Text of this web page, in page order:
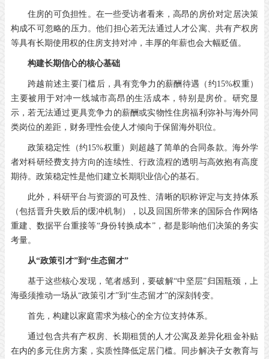
住房的可负担性。在一些受访者看来，高昂的房价对定居决策
构成不可忽略的压力。他们担心若无法通过人才公寓、共有产权房
等具有长期使用权的住房支持对冲，丰厚的年薪也会大幅贬值。
构建长期信心的核心基础
跨越前述主要门槛后，具有竞争力的薪酬待遇（约15%权重）
主要被用于对冲一线城市高昂的生活成本，特别是房价。研究显
示，若无法通过更具竞争力的薪酬或实物性住房福利弥补与海外同
类岗位的差距，财务理性会使人才倾向于保留海外职位。
政策稳定性（约15%权重）则超越了简单的合同条款。海外学
者对科研经费支持方向的连续性、行政流程的透明与高效抱有高度
期待。政策稳定性是他们建立长期职业信心的基石。
此外，科研平台与资源的可及性、清晰的职称评定与支持体系
（包括晋升失败后的缓冲机制），以及回国所带来的国际合作网络
重建、数据平台重接等“身份转换成本”，都是影响他们决策的务实
考量。
从“政策引才”到“生态留才”
基于这些核心发现，笔者感到，要破解“中坚层”归国瓶颈，上
海亟须推动一场从“政策引才”到“生态留才”的深刻转变。
首先，构建以家庭需求为核心的全方位支持体系。
通过包含共有产权房、长期租赁的人才公寓及差异化租金补贴
在内的多元住房方案，实质性降低定居门槛。同步解决子女教育与